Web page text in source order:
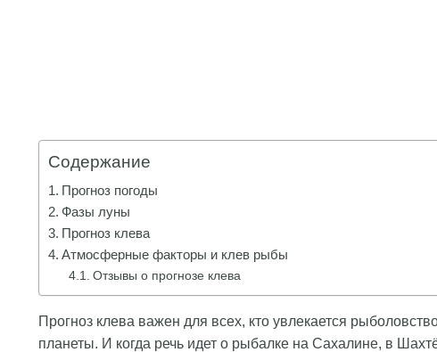
Содержание
Прогноз погоды
Фазы луны
Прогноз клева
Атмосферные факторы и клев рыбы
Отзывы о прогнозе клева
Прогноз клева важен для всех, кто увлекается
планеты. И когда речь идет о рыбалке на Сахалине, в